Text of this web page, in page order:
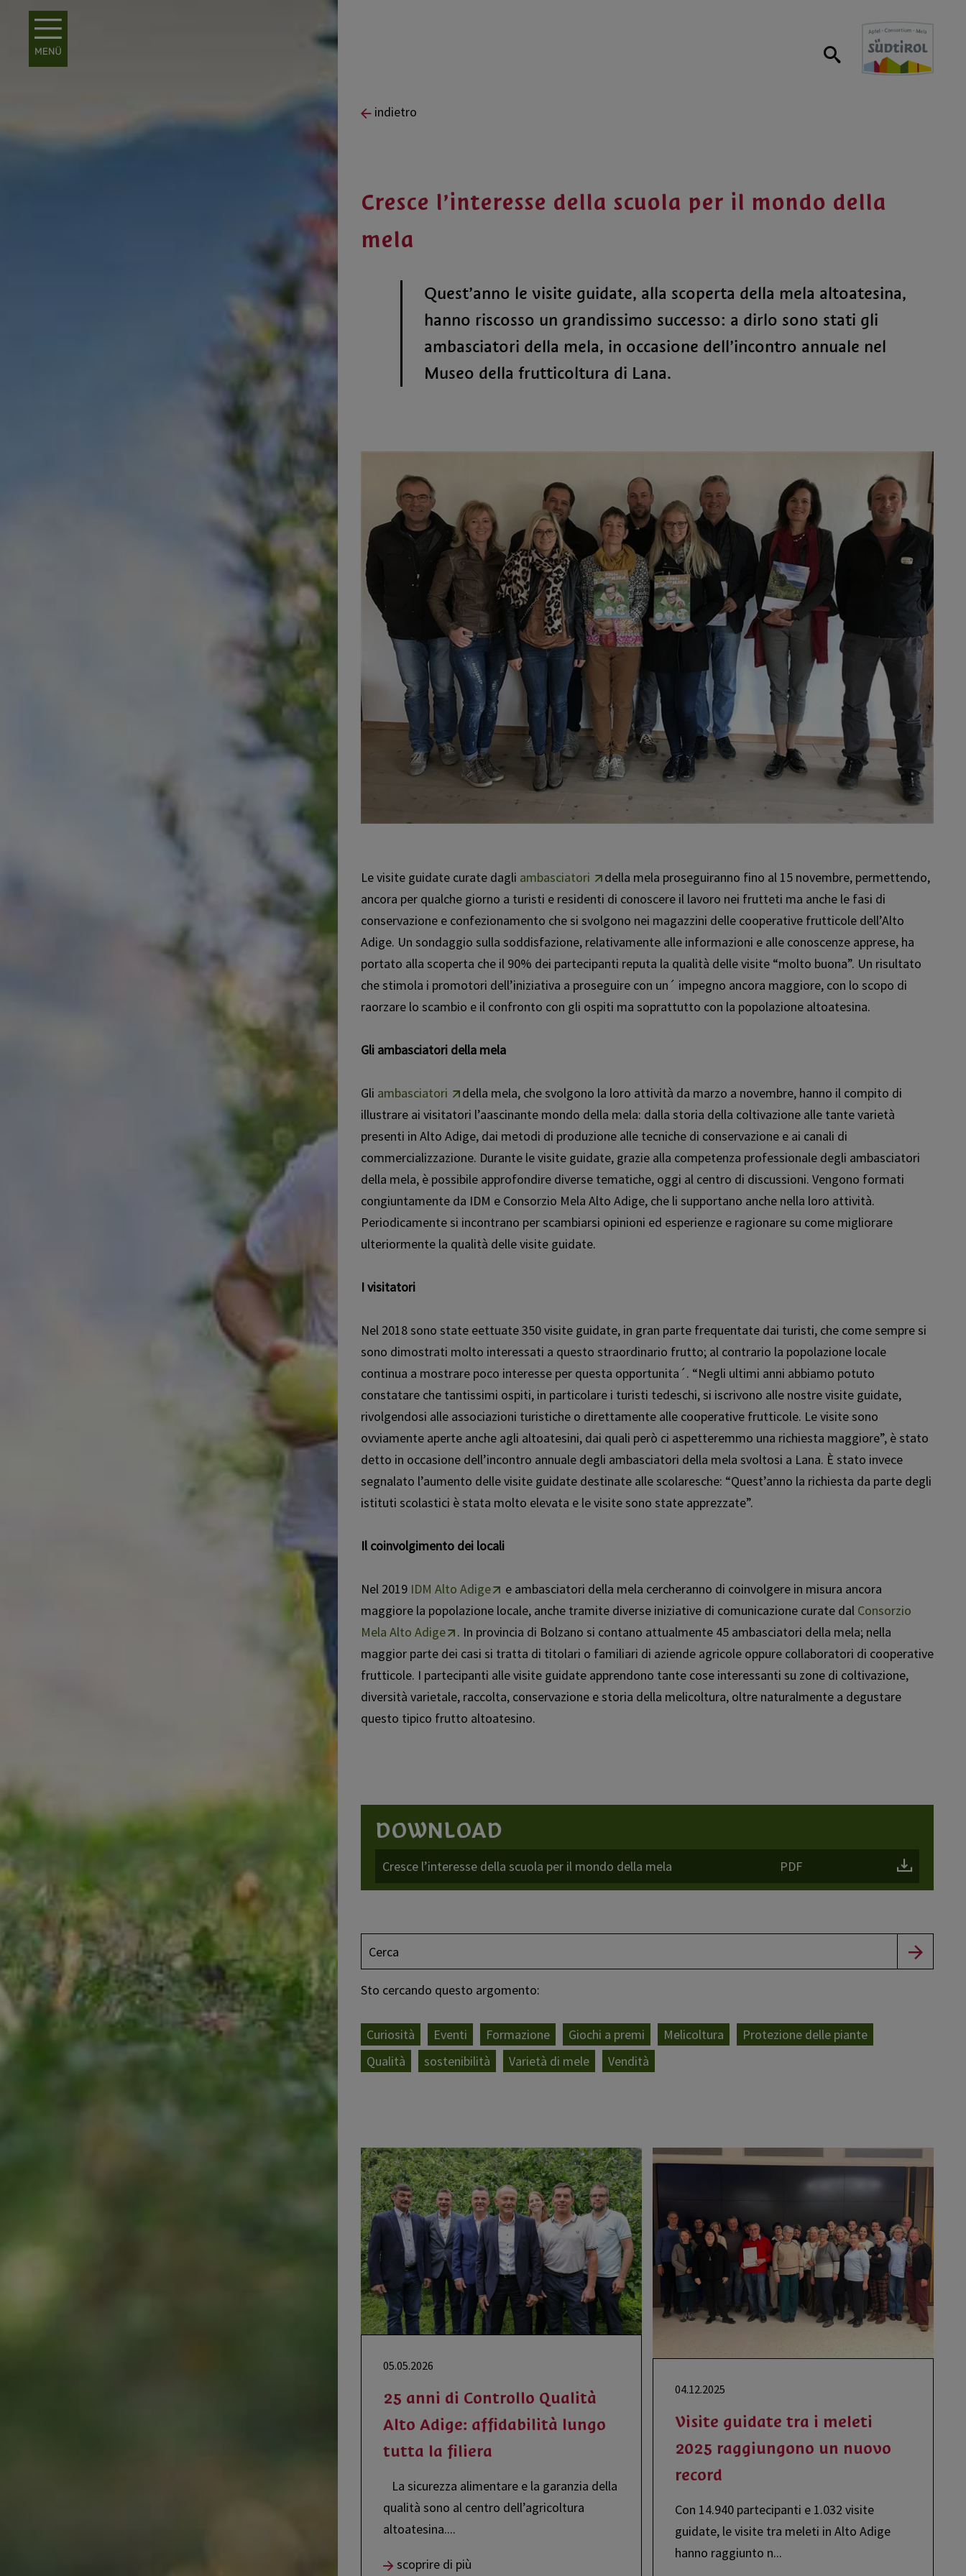
indietro
Cresce l’interesse della scuola per il mondo della
mela
Quest’anno le visite guidate, alla scoperta della mela altoatesina,
hanno riscosso un grandissimo successo: a dirlo sono stati gli
ambasciatori della mela, in occasione dell’incontro annuale nel
Museo della frutticoltura di Lana.
Le visite guidate curate dagli ambasciatori
della mela proseguiranno fino al 15 novembre, permettendo,
ancora per qualche giorno a turisti e residenti di conoscere il lavoro nei frutteti ma anche le fasi di
conservazione e confezionamento che si svolgono nei magazzini delle cooperative frutticole dell’Alto
Adige. Un sondaggio sulla soddisfazione, relativamente alle informazioni e alle conoscenze apprese, ha
portato alla scoperta che il 90% dei partecipanti reputa la qualità delle visite “molto buona”. Un risultato
che stimola i promotori dell’iniziativa a proseguire con un´ impegno ancora maggiore, con lo scopo di
rafforzare lo scambio e il confronto con gli ospiti ma soprattutto con la popolazione altoatesina.
Gli ambasciatori della mela
Gli ambasciatori
della mela, che svolgono la loro attività da marzo a novembre, hanno il compito di
illustrare ai visitatori l’affascinante mondo della mela: dalla storia della coltivazione alle tante varietà
presenti in Alto Adige, dai metodi di produzione alle tecniche di conservazione e ai canali di
commercializzazione. Durante le visite guidate, grazie alla competenza professionale degli ambasciatori
della mela, è possibile approfondire diverse tematiche, oggi al centro di discussioni. Vengono formati
congiuntamente da IDM e Consorzio Mela Alto Adige, che li supportano anche nella loro attività.
Periodicamente si incontrano per scambiarsi opinioni ed esperienze e ragionare su come migliorare
ulteriormente la qualità delle visite guidate.
I visitatori
Nel 2018 sono state effettuate 350 visite guidate, in gran parte frequentate dai turisti, che come sempre si
sono dimostrati molto interessati a questo straordinario frutto; al contrario la popolazione locale
continua a mostrare poco interesse per questa opportunita´. “Negli ultimi anni abbiamo potuto
constatare che tantissimi ospiti, in particolare i turisti tedeschi, si iscrivono alle nostre visite guidate,
rivolgendosi alle associazioni turistiche o direttamente alle cooperative frutticole. Le visite sono
ovviamente aperte anche agli altoatesini, dai quali però ci aspetteremmo una richiesta maggiore”, è stato
detto in occasione dell’incontro annuale degli ambasciatori della mela svoltosi a Lana. È stato invece
segnalato l’aumento delle visite guidate destinate alle scolaresche: “Quest’anno la richiesta da parte degli
istituti scolastici è stata molto elevata e le visite sono state apprezzate”.
Il coinvolgimento dei locali
Nel 2019 IDM Alto Adige
e ambasciatori della mela cercheranno di coinvolgere in misura ancora
maggiore la popolazione locale, anche tramite diverse iniziative di comunicazione curate dal Consorzio
Mela Alto Adige
. In provincia di Bolzano si contano attualmente 45 ambasciatori della mela; nella
maggior parte dei casi si tratta di titolari o familiari di aziende agricole oppure collaboratori di cooperative
frutticole. I partecipanti alle visite guidate apprendono tante cose interessanti su zone di coltivazione,
diversità varietale, raccolta, conservazione e storia della melicoltura, oltre naturalmente a degustare
questo tipico frutto altoatesino.
DOWNLOAD
Cresce l’interesse della scuola per il mondo della mela PDF
Sto cercando questo argomento:
Curiosità Eventi Formazione Giochi a premi Melicoltura
Protezione delle piante
Qualità
sostenibilità Varietà di mele Vendità
05.05.2026
25 anni di Controllo Qualità
Alto Adige: affidabilità lungo
tutta la filiera
La sicurezza alimentare e la garanzia della
qualità sono al centro dell’agricoltura
altoatesina....
scoprire di più
04.12.2025
Visite guidate tra i meleti
2025 raggiungono un nuovo
record
Con 14.940 partecipanti e 1.032 visite
guidate, le visite tra meleti in Alto Adige
hanno raggiunto n...